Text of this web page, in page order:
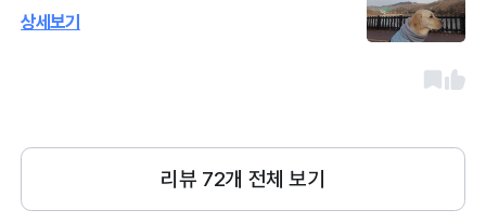
절한 직원 분들과 선생님들의 자세한 설명
좋을듯해요
상세보기
리뷰 72개 전체 보기